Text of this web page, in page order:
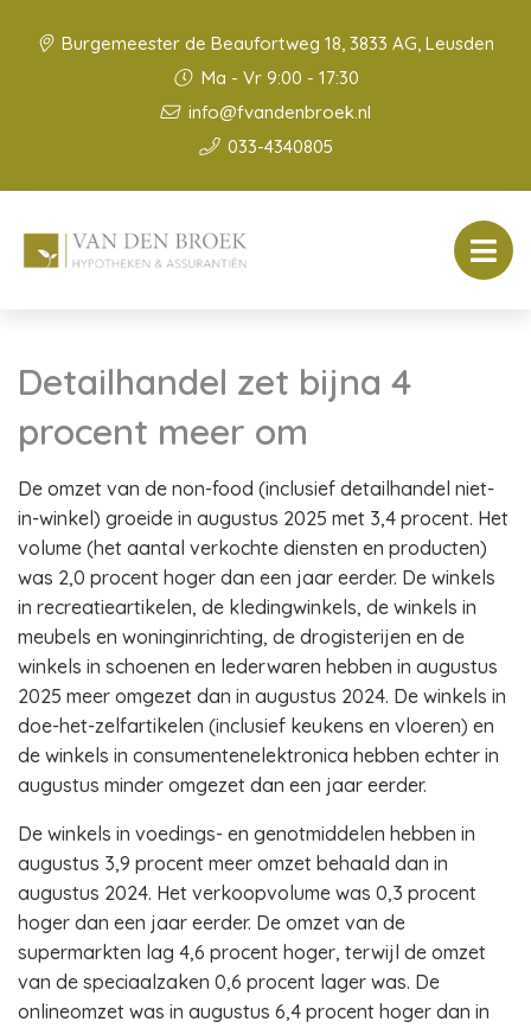
Burgemeester de Beaufortweg 18, 3833 AG, Leusden
Ma - Vr 9:00 - 17:30
info@fvandenbroek.nl
033-4340805
Detailhandel zet bijna 4
procent meer om
De omzet van de non-food (inclusief detailhandel niet-
in-winkel) groeide in augustus 2025 met 3,4 procent. Het
volume (het aantal verkochte diensten en producten)
was 2,0 procent hoger dan een jaar eerder. De winkels
in recreatieartikelen, de kledingwinkels, de winkels in
meubels en woninginrichting, de drogisterijen en de
winkels in schoenen en lederwaren hebben in augustus
2025 meer omgezet dan in augustus 2024. De winkels in
doe-het-zelfartikelen (inclusief keukens en vloeren) en
de winkels in consumentenelektronica hebben echter in
augustus minder omgezet dan een jaar eerder.
De winkels in voedings- en genotmiddelen hebben in
augustus 3,9 procent meer omzet behaald dan in
augustus 2024. Het verkoopvolume was 0,3 procent
hoger dan een jaar eerder. De omzet van de
supermarkten lag 4,6 procent hoger, terwijl de omzet
van de speciaalzaken 0,6 procent lager was. De
onlineomzet was in augustus 6,4 procent hoger dan in